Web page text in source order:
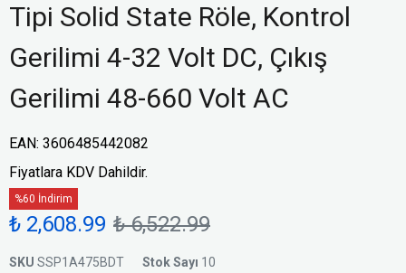
Tipi Solid State Röle, Kontrol
Gerilimi 4-32 Volt DC, Çıkış
Gerilimi 48-660 Volt AC
EAN: 3606485442082
Fiyatlara KDV Dahildir.
%60 İndirim
₺ 2,608.99 ₺ 6,522.99
SKU SSP1A475BDT Stok Sayı 10